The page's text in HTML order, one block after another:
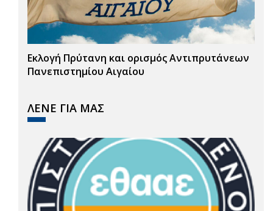
Εκλογή Πρύτανη και ορισμός Αντιπρυτάνεων
Πανεπιστημίου Αιγαίου
ΛΕΝΕ ΓΙΑ ΜΑΣ